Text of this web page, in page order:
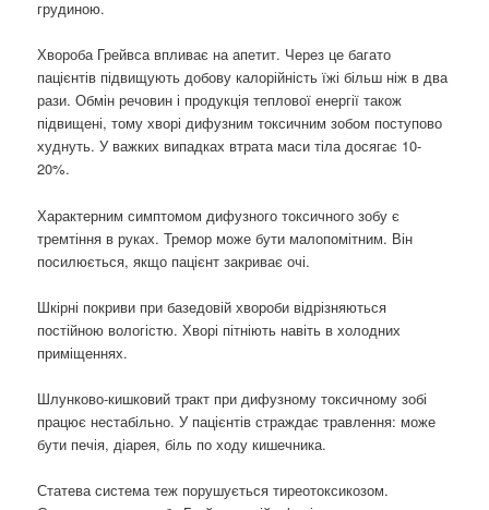
грудиною.
Хвороба Грейвса впливає на апетит. Через це багато
пацієнтів підвищують добову калорійність їжі більш ніж в два
рази. Обмін речовин і продукція теплової енергії також
підвищені, тому хворі дифузним токсичним зобом поступово
худнуть. У важких випадках втрата маси тіла досягає 10-
20%.
Характерним симптомом дифузного токсичного зобу є
тремтіння в руках. Тремор може бути малопомітним. Він
посилюється, якщо пацієнт закриває очі.
Шкірні покриви при базедовій хвороби відрізняються
постійною вологістю. Хворі пітніють навіть в холодних
приміщеннях.
Шлунково-кишковий тракт при дифузному токсичному зобі
працює нестабільно. У пацієнтів страждає травлення: може
бути печія, діарея, біль по ходу кишечника.
Статева система теж порушується тиреотоксикозом.